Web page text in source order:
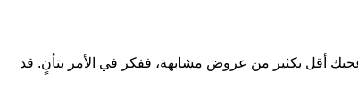
أقل بكثير من عروض مشابهة، ففكر في الأمر بتأنٍ. قد